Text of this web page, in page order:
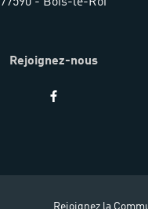
Rejoignez-nous
Rejoignez la